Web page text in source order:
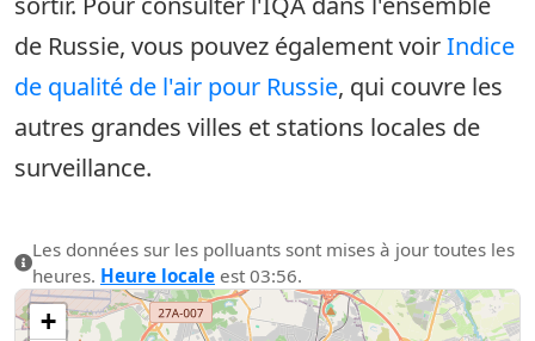
de Russie, vous pouvez également voirIndice
de qualité de l'air pour Russie, qui couvre les
autres grandes villes et stations locales de
surveillance.
Les données sur les polluants sont mises à jour toutes les
heures. Heure locale est 03:56.
+